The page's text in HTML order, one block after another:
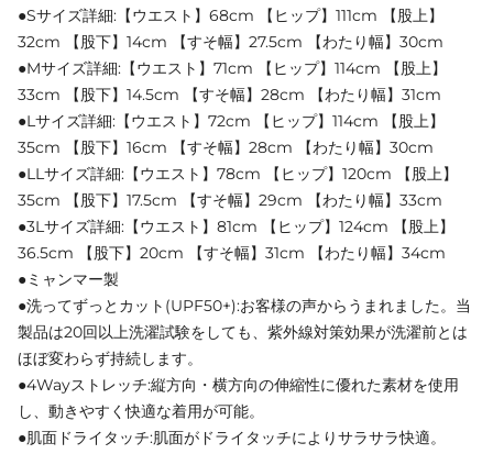
●Sサイズ詳細:【ウエスト】68cm 【ヒップ】111cm 【股上】
32cm 【股下】14cm 【すそ幅】27.5cm 【わたり幅】30cm
●Mサイズ詳細:【ウエスト】71cm 【ヒップ】114cm 【股上】
33cm 【股下】14.5cm 【すそ幅】28cm 【わたり幅】31cm
●Lサイズ詳細:【ウエスト】72cm 【ヒップ】114cm 【股上】
35cm 【股下】16cm 【すそ幅】28cm 【わたり幅】30cm
●LLサイズ詳細:【ウエスト】78cm 【ヒップ】120cm 【股上】
35cm 【股下】17.5cm 【すそ幅】29cm 【わたり幅】33cm
●3Lサイズ詳細:【ウエスト】81cm 【ヒップ】124cm 【股上】
36.5cm 【股下】20cm 【すそ幅】31cm 【わたり幅】34cm
●ミャンマー製
●洗ってずっとカット(UPF50+):お客様の声からうまれました。当
製品は20回以上洗濯試験をしても、紫外線対策効果が洗濯前とは
ほぼ変わらず持続します。
●4Wayストレッチ:縦方向・横方向の伸縮性に優れた素材を使用
し、動きやすく快適な着用が可能。
●肌面ドライタッチ:肌面がドライタッチによりサラサラ快適。